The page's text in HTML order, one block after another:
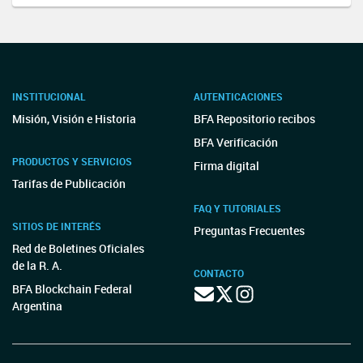
INSTITUCIONAL
Misión, Visión e Historia
PRODUCTOS Y SERVICIOS
Tarifas de Publicación
SITIOS DE INTERÉS
Red de Boletines Oficiales
de la R. A.
BFA Blockchain Federal
Argentina
AUTENTICACIONES
BFA Repositorio recibos
BFA Verificación
Firma digital
FAQ Y TUTORIALES
Preguntas Frecuentes
CONTACTO